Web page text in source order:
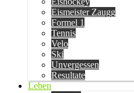
Eismeister Zaugg
Formel 1
Tennis
Velo
Ski
Unvergessen
Resultate
Leben